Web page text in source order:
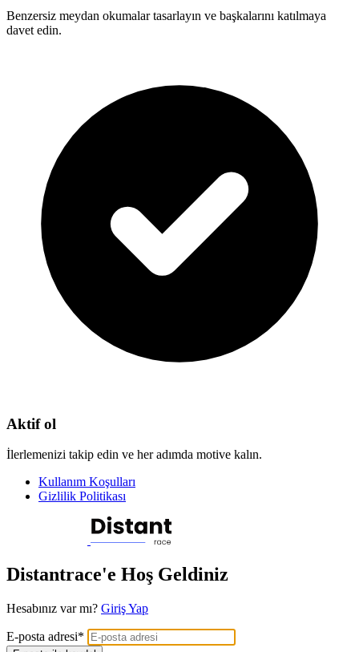
Benzersiz meydan okumalar tasarlayın ve başkalarını katılmaya
davet edin.
Aktif ol
İlerlemenizi takip edin ve her adımda motive kalın.
Kullanım Koşulları
Gizlilik Politikası
Distantrace'e Hoş Geldiniz
Hesabınız var mı? Giriş Yap
E-posta adresi*